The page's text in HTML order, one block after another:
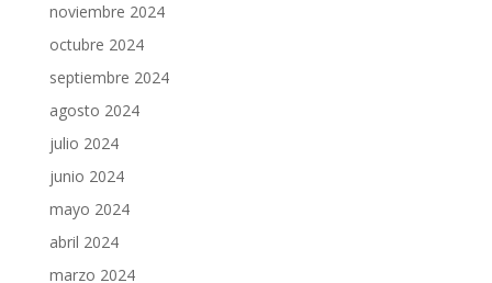
noviembre 2024
octubre 2024
septiembre 2024
agosto 2024
julio 2024
junio 2024
mayo 2024
abril 2024
marzo 2024